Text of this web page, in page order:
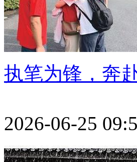
执笔为锋，奔
2026-06-25